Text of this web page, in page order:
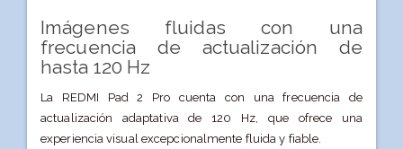
Imágenes fluidas con una
frecuencia de actualización de
hasta 120 Hz
La REDMI Pad 2 Pro cuenta con una frecuencia de
actualización adaptativa de 120 Hz, que ofrece una
experiencia visual excepcionalmente fluida y fiable.